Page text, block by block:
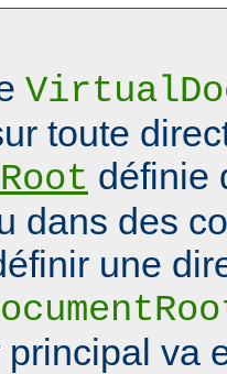
toute
définie
dans des
une
va